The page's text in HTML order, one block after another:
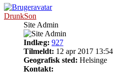
DrunkSon
Site Admin
Indlæg: 927
Tilmeldt: 12 apr 2017 13:54
Geografisk sted: Helsinge
Kontakt: